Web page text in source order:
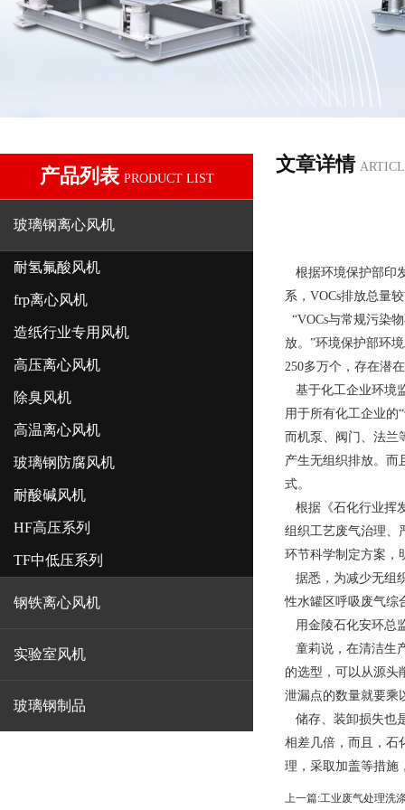
产品列表 PRODUCT LIST
玻璃钢离心风机
耐氢氟酸风机
frp离心风机
造纸行业专用风机
高压离心风机
除臭风机
高温离心风机
玻璃钢防腐风机
耐酸碱风机
HF高压系列
TF中低压系列
钢铁离心风机
实验室风机
玻璃钢制品
文章详情
根据环境保护部印
系， VOCs排放总量
“VOCs与常规污染
放。”环境保护部环
250多万个，存在潜
基于化工企业环境
用于所有化工企业的
而机泵、阀门、法兰
产生无组织排放。而
式。
根据《石化行业挥
组织工艺废气治理、
环节科学制定方案，
据悉，为减少无组
性水罐区呼吸废气综
用金陵石化安环总
童莉说，在清洁生
的选型，可以从源头
泄漏点的数量就要乘
储存、装卸损失也
相差几倍，而且，石
理，采取加盖等措施
上一篇:工业废气处理洗